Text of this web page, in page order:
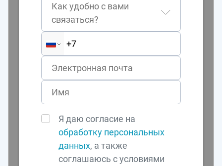
Как удобно с вами
связаться?
Я даю согласие на
обработку персональных
данных, а также
соглашаюсь с условиями